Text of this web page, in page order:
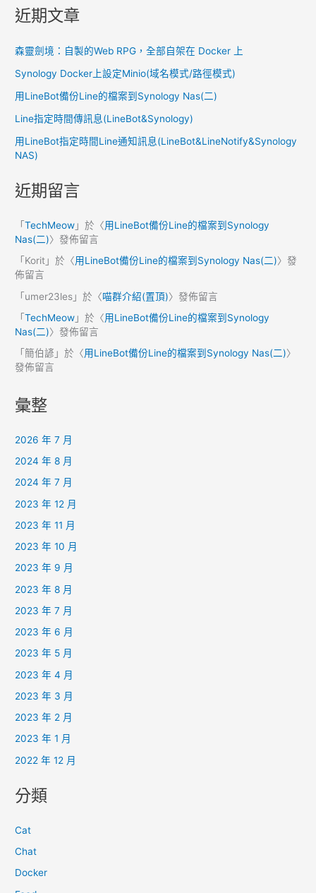
近期文章
森靈劍境：自製的Web RPG，全部自架在 Docker 上
Synology Docker上設定Minio(域名模式/路徑模式)
用LineBot備份Line的檔案到Synology Nas(二)
Line指定時間傳訊息(LineBot&Synology)
用LineBot指定時間Line通知訊息(LineBot&LineNotify&Synology
NAS)
近期留言
「TechMeow」於〈用LineBot備份Line的檔案到Synology
Nas(二)〉發佈留言
「 Korit」於〈用LineBot備份Line的檔案到Synology Nas(二)〉發
佈留言
「umer23les」於〈喵群介紹(置頂)〉發佈留言
「TechMeow」於〈用LineBot備份Line的檔案到Synology
Nas(二)〉發佈留言
「 簡伯諺 」於〈用LineBot備份Line的檔案到Synology Nas(二)〉
發佈留言
彙整
2026 年 7 月
2024 年 8 月
2024 年 7 月
2023 年 12 月
2023 年 11 月
2023 年 10 月
2023 年 9 月
2023 年 8 月
2023 年 7 月
2023 年 6 月
2023 年 5 月
2023 年 4 月
2023 年 3 月
2023 年 2 月
2023 年 1 月
2022 年 12 月
分類
Cat
Chat
Docker